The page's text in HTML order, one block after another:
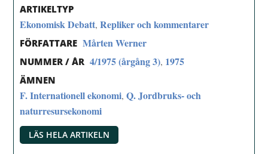
ARTIKELTYP
Ekonomisk Debatt,Repliker och kommentarer
FÖRFATTARE Mårten Werner
NUMMER / ÅR 4/1975 (årgång 3), 1975
ÄMNEN
F. Internationell ekonomi,Q. Jordbruks- och
naturresursekonomi
LÄS HELA ARTIKELN